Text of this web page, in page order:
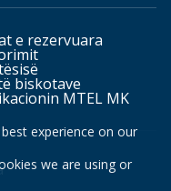
e rezervuara
biskotave
MTEL MK
experience on our
we are using or